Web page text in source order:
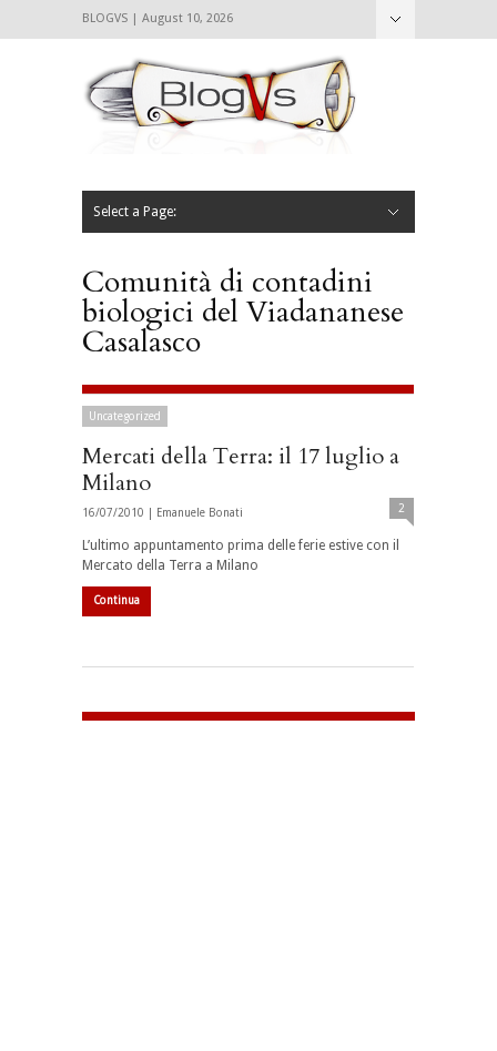
BLOGVS | August 10, 2026
Select a Page:
Comunità di contadini
biologici del Viadananese
Casalasco
Uncategorized
Mercati della Terra: il 17 luglio a
Milano
16/07/2010 | Emanuele Bonati 2
L’ultimo appuntamento prima delle ferie estive con il
Mercato della Terra a Milano
Continua